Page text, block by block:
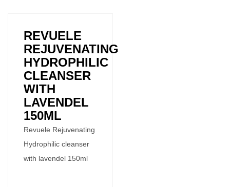
REVUELE
REJUVENATING
HYDROPHILIC
CLEANSER
WITH
LAVENDEL
150ML
Revuele Rejuvenating
Hydrophilic cleanser
with lavendel 150ml